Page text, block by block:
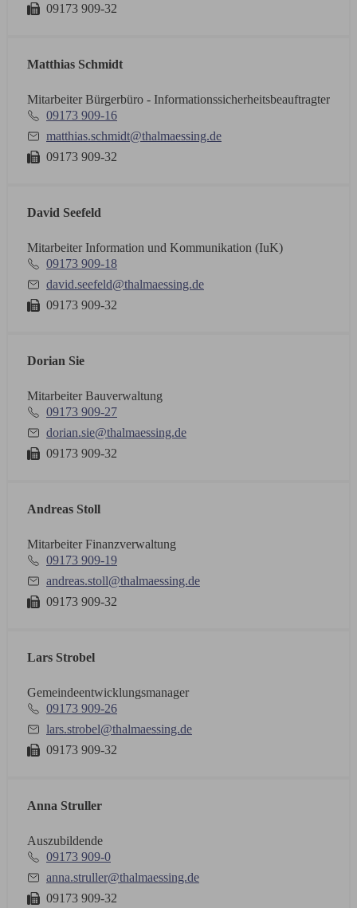
09173 909-32
Matthias Schmidt
Mitarbeiter Bürgerbüro - Informationssicherheitsbeauftragter
09173 909-16
matthias.schmidt@thalmaessing.de
09173 909-32
David Seefeld
Mitarbeiter Information und Kommunikation (IuK)
09173 909-18
david.seefeld@thalmaessing.de
09173 909-32
Dorian Sie
Mitarbeiter Bauverwaltung
09173 909-27
dorian.sie@thalmaessing.de
09173 909-32
Andreas Stoll
Mitarbeiter Finanzverwaltung
09173 909-19
andreas.stoll@thalmaessing.de
09173 909-32
Lars Strobel
Gemeindeentwicklungsmanager
09173 909-26
lars.strobel@thalmaessing.de
09173 909-32
Anna Struller
Auszubildende
09173 909-0
anna.struller@thalmaessing.de
09173 909-32